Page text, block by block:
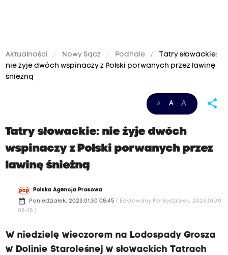
Aktualności Nowy Sącz Podhale
Tatry słowackie:
nie żyje dwóch wspinaczy z Polski porwanych przez lawinę
śnieżną
A A A share
Tatry słowackie: nie żyje dwóch
wspinaczy z Polski porwanych przez
lawinę śnieżną
Polska Agencja Prasowa
date_range Poniedziałek, 2023.01.30 08:45 ( Edytowany Poniedziałek, 2023.01.30
08:48 )
W niedzielę wieczorem na Lodospady Grosza
w Dolinie Staroleśnej w słowackich Tatrach